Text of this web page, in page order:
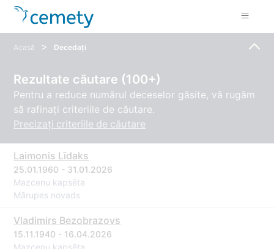
Acasă > Decedați
Rezultate căutare (100+)
Pentru a reduce numărul deceselor găsite, vă rugăm
să rafinați criteriile de căutare.
Precizați criteriile de căutare
Laimonis Līdaks
25.01.1960 - 31.01.2026
Mazcenu kapsēta
Mārupes novads
Vladimirs Bezobrazovs
15.11.1940 - 16.04.2026
Mazcenu kapsēta